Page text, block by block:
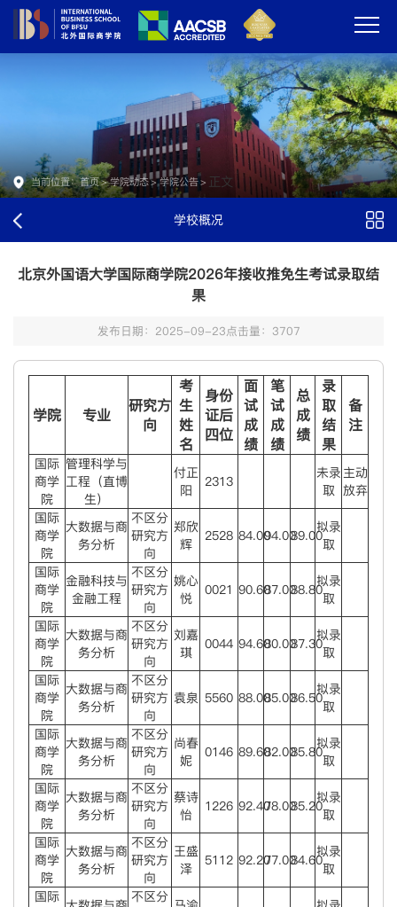
当前位置：首页>学院动态>学院公告> 正文
学校概况
北京外国语大学国际商学院2026年接收推免生考试录取结
果
发布日期：2025-09-23点击量： 3707
学院 专业
研究方
向
考
生
姓
名
身份
证后
四位
面
试
成
绩
笔
试
成
绩
总
成
绩
录
取
结
果
备
注
国际
商学
院
管理科学与
工程（直博
生）
付正
阳
2313
未录
取
主动
放弃
国际
商学
院
大数据与商
务分析
不区分
研究方
向
郑欣
辉
2528 84.0094.0089.00拟录
取
国际
商学
院
金融科技与
金融工程
不区分
研究方
向
姚心
悦
0021 90.6087.0088.80拟录
取
国际
商学
院
大数据与商
务分析
不区分
研究方
向
刘嘉
琪
0044 94.6080.0087.30拟录
取
国际
商学
院
大数据与商
务分析
不区分
研究方
向
袁泉 5560 88.0085.0086.50拟录
取
国际
商学
院
大数据与商
务分析
不区分
研究方
向
尚春
妮
0146 89.6082.0085.80拟录
取
国际
商学
院
大数据与商
务分析
不区分
研究方
向
蔡诗
怡
1226 92.4078.0085.20拟录
取
国际
商学
院
大数据与商
务分析
不区分
研究方
向
王盛
泽
5112 92.2077.0084.60拟录
取
国际
不区分